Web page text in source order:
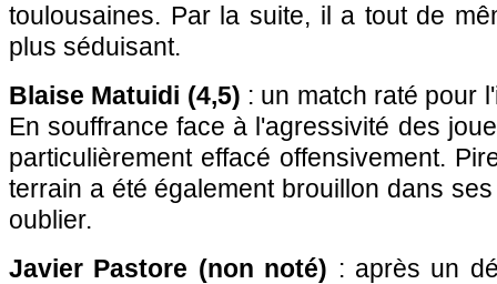
toulousaines. Par la suite, il a tout de
plus séduisant.
Blaise Matuidi (4,5) : un match raté pour
En souffrance face à l'agressivité des
particulièrement effacé offensivement.
terrain a été également brouillon dans
oublier.
Javier Pastore (non noté) : après un